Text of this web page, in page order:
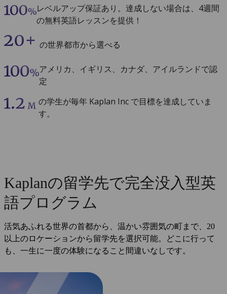
レベルアップ保証あり。達成しない場合は、4週間
の無料英語レッスンを提供！
の世界都市から選べる
アメリカ、イギリス、カナダ、アイルランドで認
定
の学生が毎年 Kaplan Inc で目標を達成していま
す。
Kaplanの留学先で完全没入型英
語プログラム
活気あふれる世界の首都から、温かい雰囲気の町まで、20
以上のロケーションから留学先を選択可能。どこに行って
も、一生に一度の体験になること間違いなしです。